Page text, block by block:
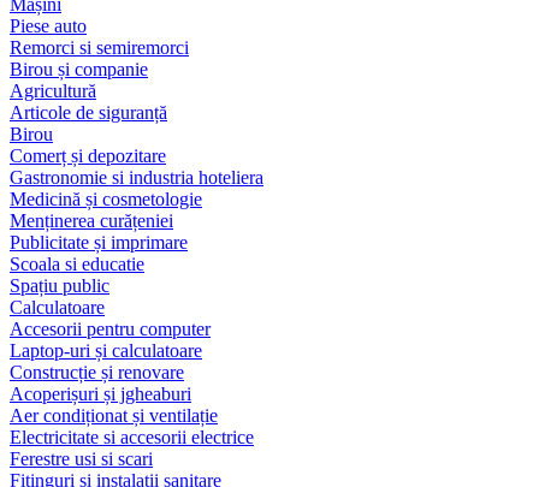
Piese auto
Remorci si semiremorci
Birou și companie
Agricultură
Articole de siguranță
Birou
Comerț și depozitare
Gastronomie si industria hoteliera
Medicină și cosmetologie
Menținerea curățeniei
Publicitate și imprimare
Scoala si educatie
Spațiu public
Calculatoare
Accesorii pentru computer
Laptop-uri și calculatoare
Construcție și renovare
Acoperișuri și jgheaburi
Aer condiționat și ventilație
Electricitate si accesorii electrice
Ferestre usi si scari
Fitinguri si instalatii sanitare